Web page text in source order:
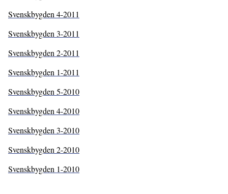
Svenskbygden 4-2011
Svenskbygden 3-2011
Svenskbygden 2-2011
Svenskbygden 1-2011
Svenskbygden 5-2010
Svenskbygden 4-2010
Svenskbygden 3-2010
Svenskbygden 2-2010
Svenskbygden 1-2010